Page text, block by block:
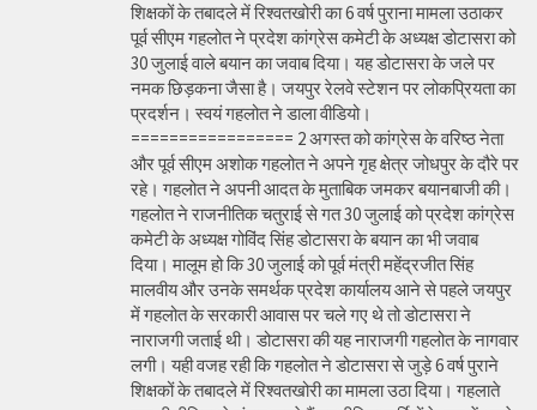
शिक्षकों के तबादले में रिश्वतखोरी का 6 वर्ष पुराना मामला उठाकर
पूर्व सीएम गहलोत ने प्रदेश कांग्रेस कमेटी के अध्यक्ष डोटासरा को
30 जुलाई वाले बयान का जवाब दिया। यह डोटासरा के जले पर
नमक छिड़कना जैसा है। जयपुर रेलवे स्टेशन पर लोकप्रियता का
प्रदर्शन। स्वयं गहलोत ने डाला वीडियो।
================= 2 अगस्त को कांग्रेस के वरिष्ठ नेता
और पूर्व सीएम अशोक गहलोत ने अपने गृह क्षेत्र जोधपुर के दौरे पर
रहे। गहलोत ने अपनी आदत के मुताबिक जमकर बयानबाजी की।
गहलोत ने राजनीतिक चतुराई से गत 30 जुलाई को प्रदेश कांग्रेस
कमेटी के अध्यक्ष गोविंद सिंह डोटासरा के बयान का भी जवाब
दिया। मालूम हो कि 30 जुलाई को पूर्व मंत्री महेंद्रजीत सिंह
मालवीय और उनके समर्थक प्रदेश कार्यालय आने से पहले जयपुर
में गहलोत के सरकारी आवास पर चले गए थे तो डोटासरा ने
नाराजगी जताई थी। डोटासरा की यह नाराजगी गहलोत के नागवार
लगी। यही वजह रही कि गहलोत ने डोटासरा से जुड़े 6 वर्ष पुराने
शिक्षकों के तबादले में रिश्वतखोरी का मामला उठा दिया। गहलाते